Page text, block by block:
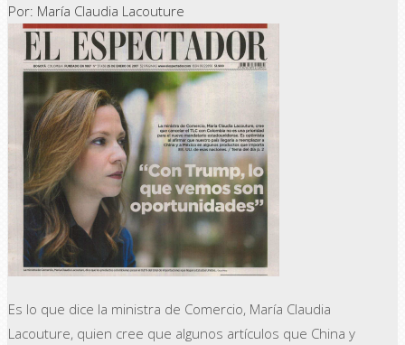
Por: María Claudia Lacouture
Es lo que dice la ministra de Comercio, María Claudia
Lacouture, quien cree que algunos artículos que China y